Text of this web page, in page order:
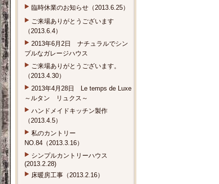
臨時休業のお知らせ（2013.6.25）
ご来場ありがとうございます
（2013.6.4）
2013年6月2日 ナチュラルでシン
プルなガレージハウス
ご来場ありがとうございます。
（2013.4.30）
2013年4月28日 Le temps de Luxe
～ルタン リュクス～
ハンドメイドキッチン製作
（2013.4.5）
私のカントリー
NO.84（2013.3.16）
シンプルカントリーハウス
(2013.2.28)
床暖房工事（2013.2.16）